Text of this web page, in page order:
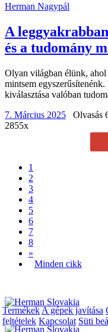
Herman Nagypál
A
és a tudomány
Olyan világban élünk,
mintsem
kiválasztása valóban
7. Március 2025
Olvasás
2855x
1
2
3
4
5
6
7
8
»
Minden cikk
Termékek A gépek javítása
feltételek Kapcsolat Süti